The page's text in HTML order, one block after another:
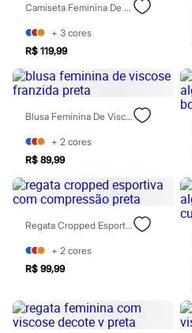
Niina Secrets
Océane
Payot
Rabanne
Real Techniques
Vizzela
Vult
Perfumes
Perfumes femininos
Perfumes infantis
Perfumes masculinos
Todos os produtos
Mindse7
Novidades
Blusas
Calças
Jeans
Saias
Vestidos
Acessórios
Camiseta Feminina De Poliamida Manga Longa Esportiva Preta
+ 3 cores
R$ 119,99
Blusa Feminina De Viscose Franzida Preta
+ 2 cores
R$ 89,99
Regata Cropped Esportiva Com Compressão Preta
+ 2 cores
R$ 99,99